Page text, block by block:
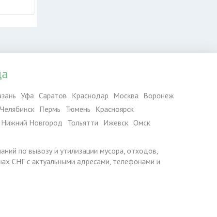
Уфа Саратов Краснодар Москва Воронеж
Челябинск Пермь Тюмень Красноярск
Нижний Новгород Тольятти Ижевск Омск
по вывозу и утилизации мусора, отходов,
СНГ с актуальными адресами, телефонами и